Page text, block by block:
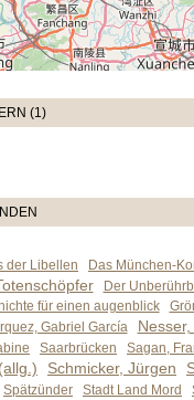
(1)
der Libellen Das München-
Der
für einen augenblick
Gabriel García
Saarbrücken
Sagan,
Schmicker, Jürgen
Spätzünder Stadt Land Mord